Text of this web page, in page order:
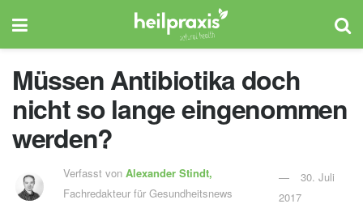
Müssen Antibiotika doch
nicht so lange eingenommen
werden?
Verfasst vonAlexander Stindt,
Fachredakteur für Gesundheitsnews
30. Juli
2017